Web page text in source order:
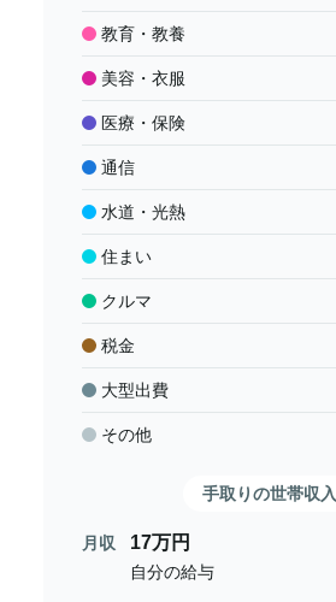
教育・教養
美容・衣服
医療・保険
通信
水道・光熱
住まい
クルマ
税金
大型出費
その他
手取りの世帯収入
月収 17万円
自分の給与